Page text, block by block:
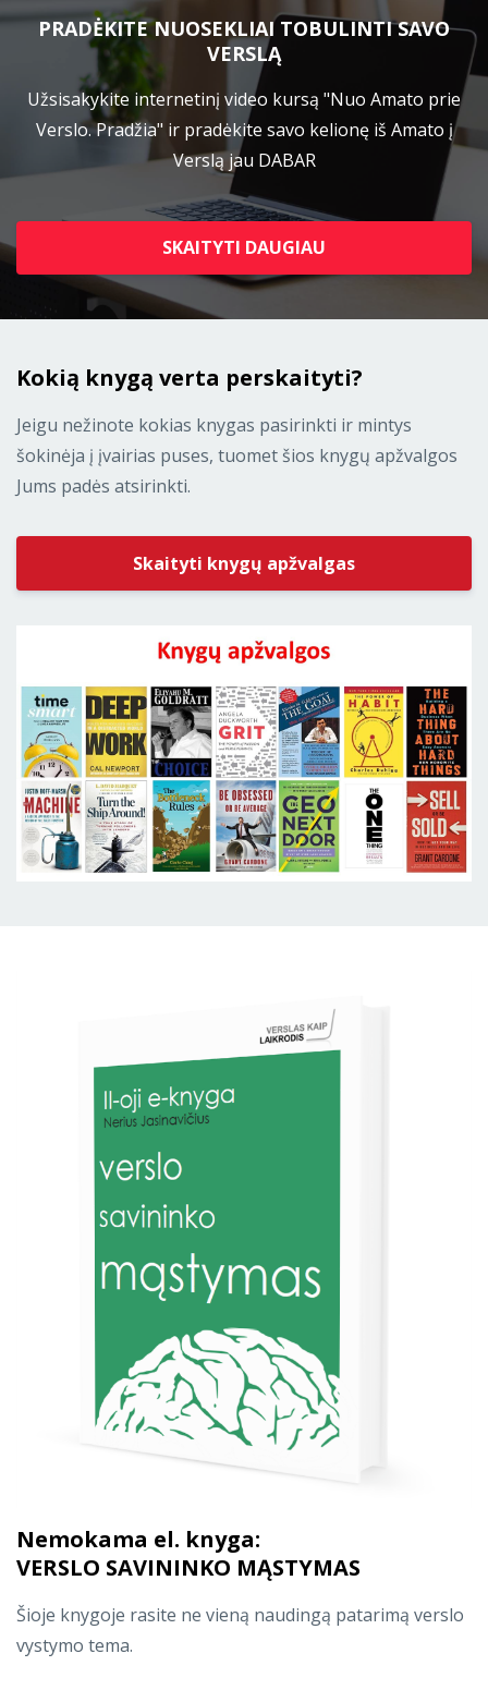
PRADĖKITE NUOSEKLIAI TOBULINTI SAVO
VERSLĄ
Užsisakykite internetinį video kursą "Nuo Amato prie
Verslo. Pradžia" ir pradėkite savo kelionę iš Amato į
Verslą jau DABAR
SKAITYTI DAUGIAU
Kokią knygą verta perskaityti?
Jeigu nežinote kokias knygas pasirinkti ir mintys
šokinėja į įvairias puses, tuomet šios knygų apžvalgos
Jums padės atsirinkti.
Skaityti knygų apžvalgas
Nemokama el. knyga:
VERSLO SAVININKO MĄSTYMAS
Šioje knygoje rasite ne vieną naudingą patarimą verslo
vystymo tema.